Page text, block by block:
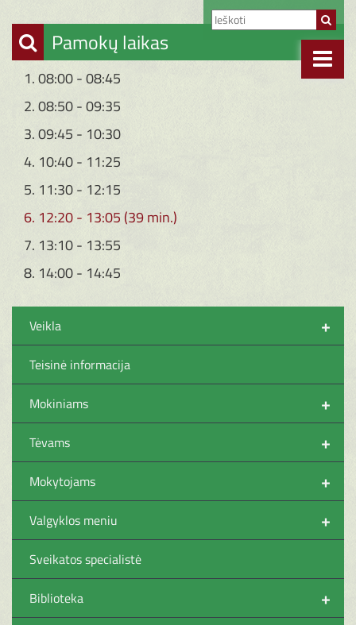
Pamokų laikas
1. 08:00 - 08:45
2. 08:50 - 09:35
3. 09:45 - 10:30
4. 10:40 - 11:25
5. 11:30 - 12:15
6. 12:20 - 13:05 (39 min.)
7. 13:10 - 13:55
8. 14:00 - 14:45
+
Veikla
Teisinė informacija
+
Mokiniams
+
Tėvams
+
Mokytojams
+
Valgyklos meniu
Sveikatos specialistė
+
Biblioteka